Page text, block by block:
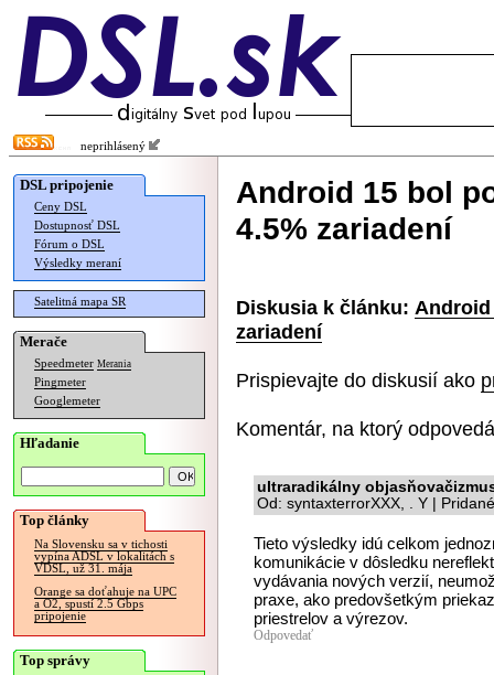
neprihlásený
DSL pripojenie
Ceny DSL
Dostupnosť DSL
Fórum o DSL
Výsledky meraní
Satelitná mapa SR
Merače
Speedmeter Merania
Pingmeter
Googlemeter
Hľadanie
Top články
Na Slovensku sa v tichosti
vypína ADSL v lokalitách s
VDSL, už 31. mája
Orange sa doťahuje na UPC
a O2, spustí 2.5 Gbps
pripojenie
Top správy
Android 15 bol
4.5% zariadení
Diskusia k článku:
zariadení
Prispievajte do diskusií ako
Komentár, na ktorý
ultraradikálny
Od: syntaxterrorXXX, . Y |
Tieto výsledky idú celkom
komunikácie v dôsledku
vydávania nových verzií,
praxe, ako predovšetkým
priestrelov a výrezov.
Odpovedať